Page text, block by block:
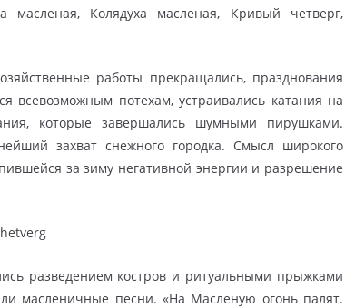
масленая, Колядуха масленая, Кривый четверг,
работы прекращались, празднования
всевозможным потехам, устраивались катания на
которые завершались шумными пирушками.
захват снежного городка. Смысл широкого
за зиму негативной энергии и разрешение
разведением костров и ритуальными прыжками
масленичные песни. «На Масленую огонь палят.